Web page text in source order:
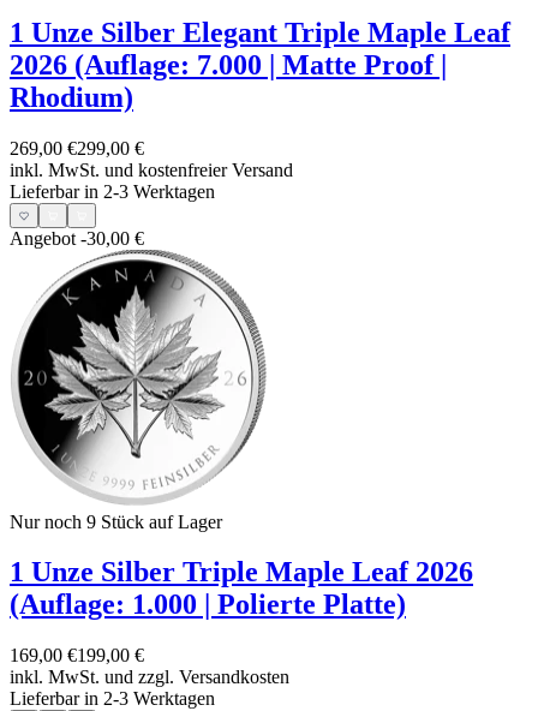
1 Unze Silber Elegant Triple Maple Leaf
2026 (Auflage: 7.000 | Matte Proof |
Rhodium)
269,00 €299,00 €
inkl. MwSt. und kostenfreier Versand
Lieferbar in 2-3 Werktagen
Angebot -30,00 €
Nur noch 9 Stück auf Lager
1 Unze Silber Triple Maple Leaf 2026
(Auflage: 1.000 | Polierte Platte)
169,00 €199,00 €
inkl. MwSt. und zzgl. Versandkosten
Lieferbar in 2-3 Werktagen